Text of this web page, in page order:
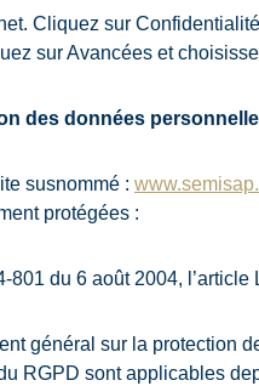
Cliquez sur
sur Avancées et
des données
susnommé :
protégées :
801 du 6 août 2004,
général sur la protection
RGPD sont applicables